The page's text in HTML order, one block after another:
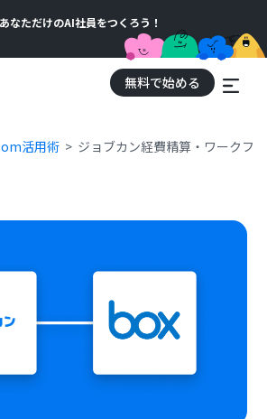
なただけのAI社員をつくろう！
無料で始める
活用術 ジョブカン経費精算・ワークフ